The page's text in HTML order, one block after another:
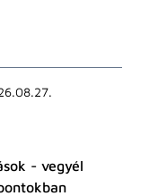
- vegyél